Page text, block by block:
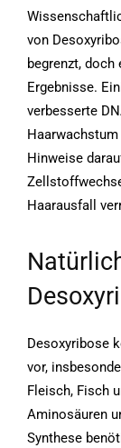
von
begrenzt,
Ergebnisse.
verbesserte
Hinweise
Haarausfall
Desoxyribose
vor,
Fleisch, Fisch
Aminosäuren
Synthese